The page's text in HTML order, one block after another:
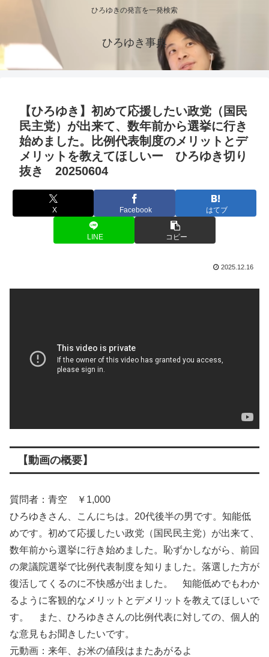
ひろゆきの発言を一発検索
ひろゆき事典
【ひろゆき】初めて応援したい政党（国民
民主党）が出来て、数年前から選挙に行き
始めました。比例代表制度のメリットとデ
メリットを教えてほしいー ひろゆき切り
抜き 20250604
X Facebook はてブ
LINE コピー
2025.12.16
【動画の概要】
質問者：青空 ￥1,000
ひろゆきさん、こんにちは。20代後半の男です。知能低
めです。初めて応援したい政党（国民民主党）が出来て、
数年前から選挙に行き始めました。恥ずかしながら、前回
の衆議院選挙で比例代表制度を知りました。落選した方が
復活してくるのに不快感が出ました。 知能低めでもわか
るように客観的なメリットとデメリットを教えてほしいで
す。 また、ひろゆきさんの比例代表に対しての、個人的
な意見もお聞きしたいです。
元動画：来年、お米の値段はまたあがるよ